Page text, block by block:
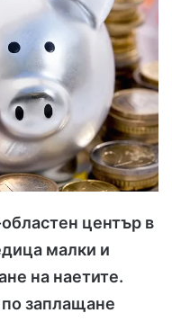
център в
малки и
на наетите.
заплащане